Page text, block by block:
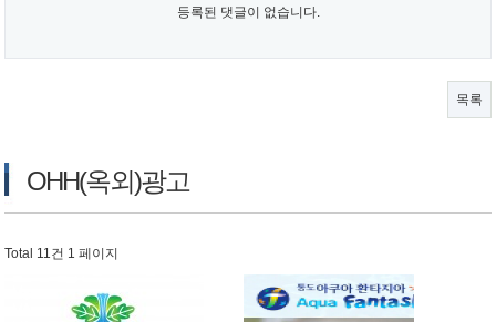
등록된 댓글이 없습니다.
목록
OHH(옥외)광고
Total 11건 1 페이지